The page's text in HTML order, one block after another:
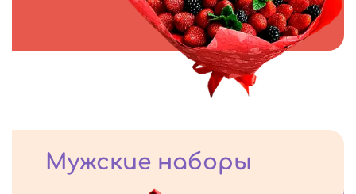
Мужские наборы